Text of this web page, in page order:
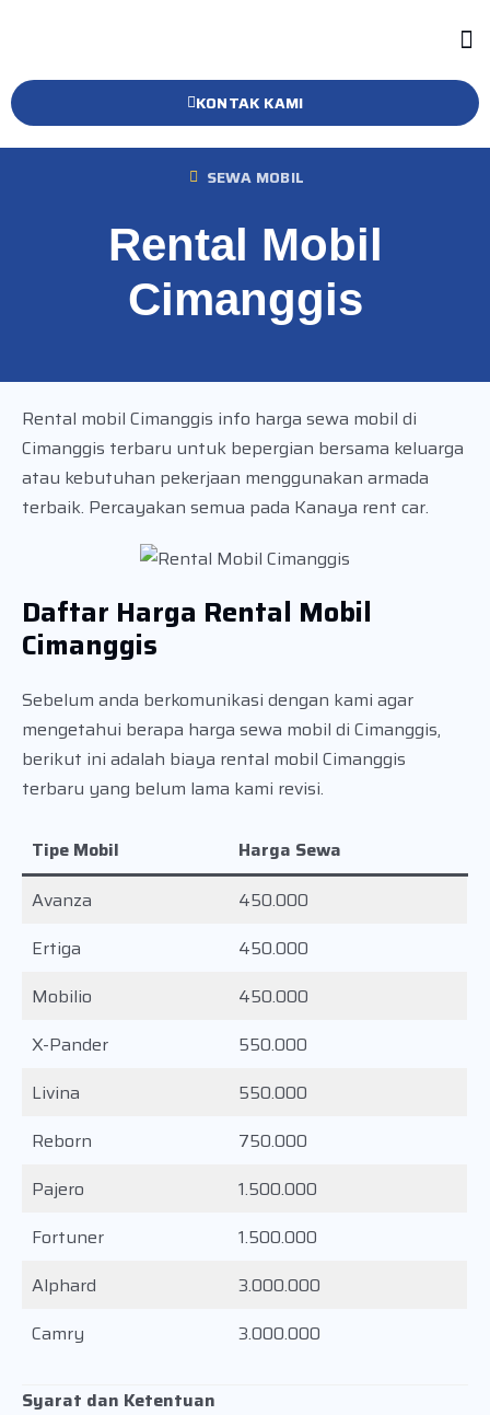
KONTAK KAMI
SEWA MOBIL
Rental Mobil
Cimanggis
Rental mobil Cimanggis info harga sewa mobil di
Cimanggis terbaru untuk bepergian bersama keluarga
atau kebutuhan pekerjaan menggunakan armada
terbaik. Percayakan semua pada Kanaya rent car.
Daftar Harga Rental Mobil
Cimanggis
Sebelum anda berkomunikasi dengan kami agar
mengetahui berapa harga sewa mobil di Cimanggis,
berikut ini adalah biaya rental mobil Cimanggis
terbaru yang belum lama kami revisi.
Tipe Mobil
Harga Sewa
Avanza
450.000
Ertiga
450.000
Mobilio
450.000
X-Pander
550.000
Livina
550.000
Reborn
750.000
Pajero
1.500.000
Fortuner
1.500.000
Alphard
3.000.000
Camry
3.000.000
Syarat dan Ketentuan